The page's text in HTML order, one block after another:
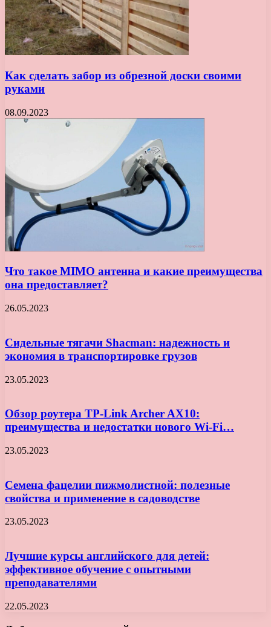
Как сделать забор из обрезной доски своими
руками
08.09.2023
Что такое MIMO антенна и какие преимущества
она предоставляет?
26.05.2023
Сидельные тягачи Shacman: надежность и
экономия в транспортировке грузов
23.05.2023
Обзор роутера TP-Link Archer AX10:
преимущества и недостатки нового Wi-Fi…
23.05.2023
Семена фацелии пижмолистной: полезные
свойства и применение в садоводстве
23.05.2023
Лучшие курсы английского для детей:
эффективное обучение с опытными
преподавателями
22.05.2023